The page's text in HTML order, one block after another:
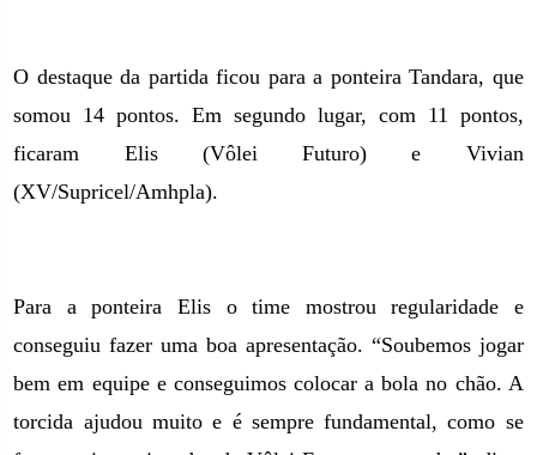
O destaque da partida ficou para a ponteira Tandara, que
somou 14 pontos. Em segundo lugar, com 11 pontos,
ficaram Elis (Vôlei Futuro) e Vivian
(XV/Supricel/Amhpla).
Para a ponteira Elis o time mostrou regularidade e
conseguiu fazer uma boa apresentação. “Soubemos jogar
bem em equipe e conseguimos colocar a bola no chão. A
torcida ajudou muito e é sempre fundamental, como se